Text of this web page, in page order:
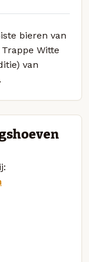
bieren van
Witte
van
.